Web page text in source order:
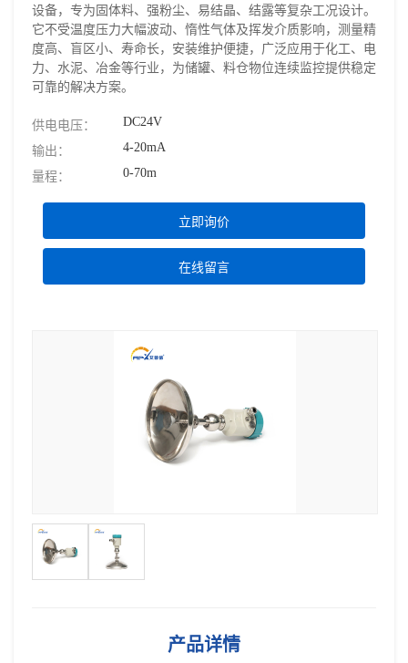
设备，专为固体料、强粉尘、易结晶、结露等复杂工况设计。
它不受温度压力大幅波动、惰性气体及挥发介质影响，测量精
度高、盲区小、寿命长，安装维护便捷，广泛应用于化工、电
力、水泥、冶金等行业，为储罐、料仓物位连续监控提供稳定
可靠的解决方案。
供电电压： DC24V
输出： 4-20mA
量程： 0-70m
立即询价
在线留言
产品详情